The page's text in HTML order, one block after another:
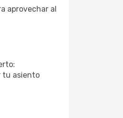
aprovechar al
tu asiento